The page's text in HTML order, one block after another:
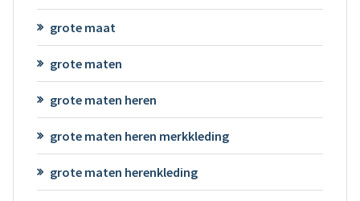
grote maat
grote maten
grote maten heren
grote maten heren merkkleding
grote maten herenkleding